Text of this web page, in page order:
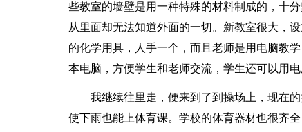
些教室的墙壁是用一种特殊的材料制成的，十
从里面却无法知道外面的一切。新教室很大，
的化学用具，人手一个，而且老师是用电脑教
本电脑，方便学生和老师交流，学生还可以用
我继续往里走，便来到了到操场上，现在
使下雨也能上体育课。学校的体育器材也很齐